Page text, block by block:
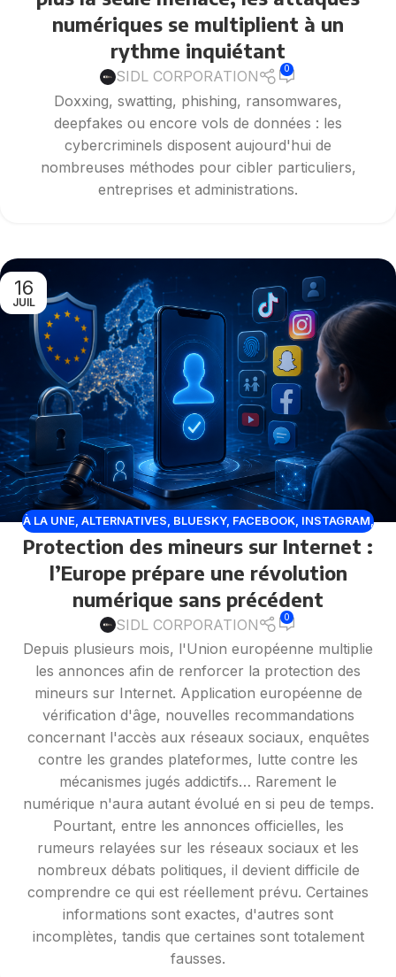
numériques se multiplient à un
rythme inquiétant
SIDL CORPORATION 0
Doxxing, swatting, phishing, ransomwares,
deepfakes ou encore vols de données : les
cybercriminels disposent aujourd'hui de
nombreuses méthodes pour cibler particuliers,
entreprises et administrations.
16
JUIL
À LA UNE, ALTERNATIVES, BLUESKY, FACEBOOK, INSTAGRAM,
PLATEFORMES, RÉSEAUX SOCIAUX, SIGNAL,TELEGRAM,
TIKTOK
Protection des mineurs sur Internet :
l’Europe prépare une révolution
numérique sans précédent
SIDL CORPORATION 0
Depuis plusieurs mois, l'Union européenne multiplie
les annonces afin de renforcer la protection des
mineurs sur Internet. Application européenne de
vérification d'âge, nouvelles recommandations
concernant l'accès aux réseaux sociaux, enquêtes
contre les grandes plateformes, lutte contre les
mécanismes jugés addictifs… Rarement le
numérique n'aura autant évolué en si peu de temps.
Pourtant, entre les annonces officielles, les
rumeurs relayées sur les réseaux sociaux et les
nombreux débats politiques, il devient difficile de
comprendre ce qui est réellement prévu. Certaines
informations sont exactes, d'autres sont
incomplètes, tandis que certaines sont totalement
fausses.